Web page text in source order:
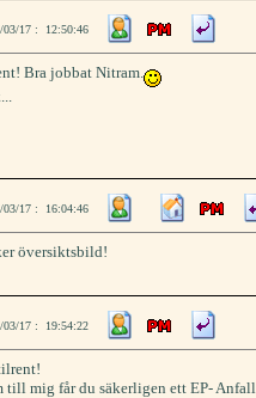
03/17 : 12:50:46
Bra jobbat Nitram.
03/17 : 16:04:46
översiktsbild!
03/17 : 19:54:22
till mig får du säkerligen ett EP-